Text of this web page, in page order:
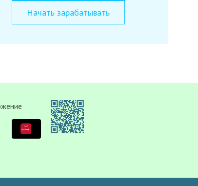
Начать зарабатывать